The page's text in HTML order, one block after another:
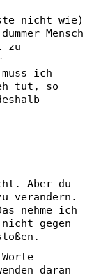
nicht wie)
Mensch
zu
ich
tut, so
Aber du
verändern.
nehme ich
gegen
daran